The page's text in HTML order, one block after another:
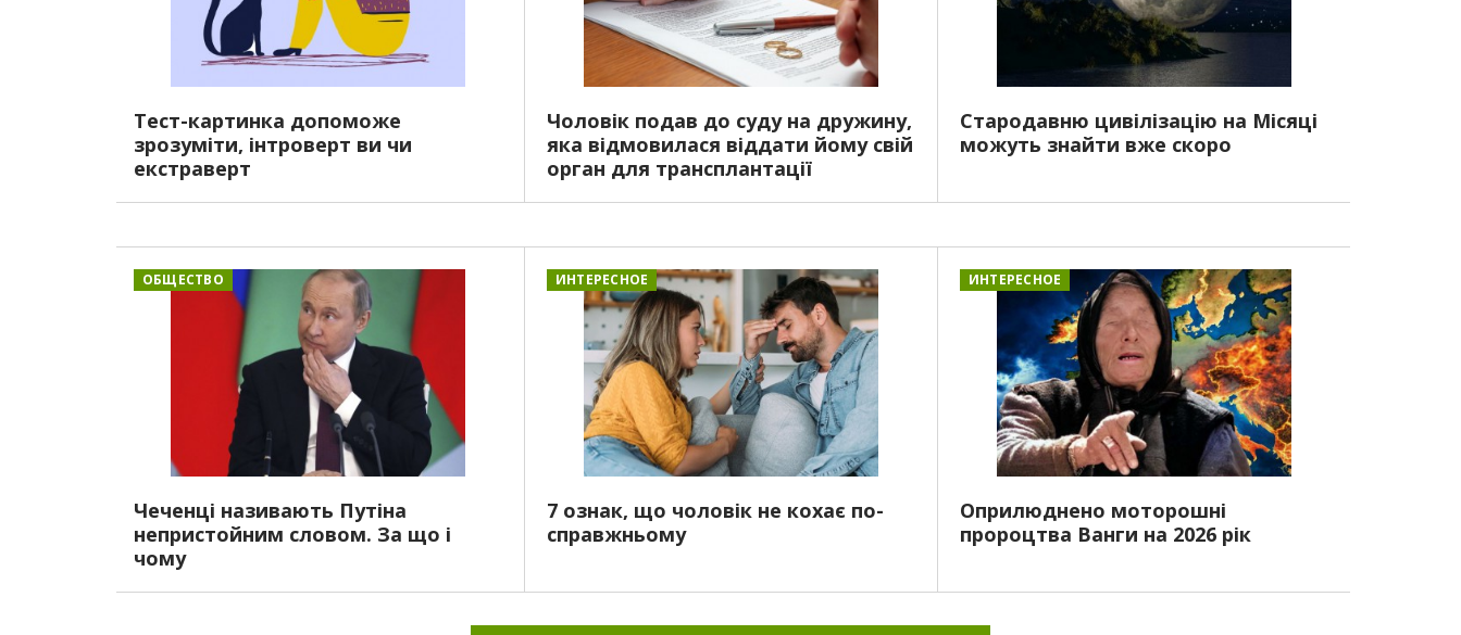
Тест-картинка допоможе
зрозуміти, інтроверт ви чи
екстраверт
Чоловік подав до суду на дружину,
яка відмовилася віддати йому свій
орган для трансплантації
Стародавню цивілізацію на Місяці
можуть знайти вже скоро
ОБЩЕСТВО
Чеченці називають Путіна
непристойним словом. За що і
чому
ИНТЕРЕСНОЕ
7 ознак, що чоловік не кохає по-
справжньому
ИНТЕРЕСНОЕ
Оприлюднено моторошні
пророцтва Ванги на 2026 рік